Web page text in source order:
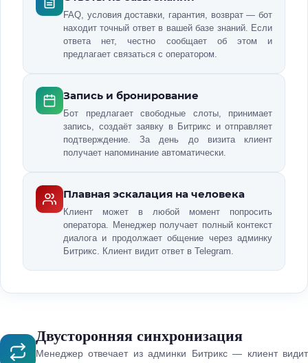
FAQ, условия доставки, гарантия, возврат — бот
находит точный ответ в вашей базе знаний. Если
ответа нет, честно сообщает об этом и
предлагает связаться с оператором.
Запись и бронирование
Бот предлагает свободные слоты, принимает
запись, создаёт заявку в Битрикс и отправляет
подтверждение. За день до визита клиент
получает напоминание автоматически.
Плавная эскалация на человека
Клиент может в любой момент попросить
оператора. Менеджер получает полный контекст
диалога и продолжает общение через админку
Битрикс. Клиент видит ответ в Telegram.
Двусторонняя синхронизация
Менеджер отвечает из админки Битрикс — клиент видит